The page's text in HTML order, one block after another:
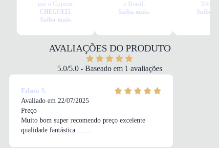
Tudo o que você precisa saber sobre Chuteira Futsal Mizuno Regent IN
Juvenil Rosa
Sintético
TIPO DE TRAVA
Futsal
Cadarço
use o Cupom:
CHEGUEI5.
Saiba mais.
o Brasil.
Saiba mais.
5%
Saiba
AVALIAÇÕES DO PRODUTO
5.0/5.0 - Baseado em 1 avaliações
Edson S.
Avaliado em 22/07/2025
Preço
Muito bom super recomendo preço excelente
qualidade fantástica........